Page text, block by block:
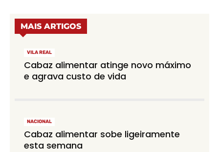
MAIS ARTIGOS
VILA REAL
Cabaz alimentar atinge novo máximo
e agrava custo de vida
NACIONAL
Cabaz alimentar sobe ligeiramente
esta semana